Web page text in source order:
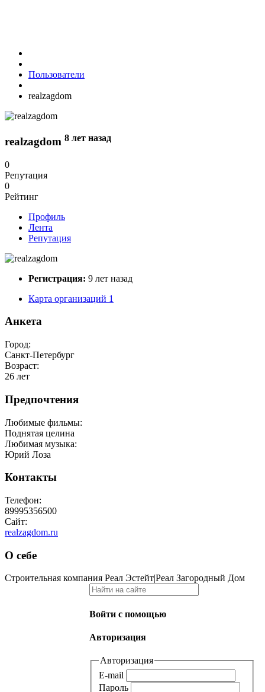
Пользователи
realzagdom
realzagdom 8 лет назад
0
Репутация
0
Рейтинг
Профиль
Лента
Репутация
Регистрация: 9 лет назад
Карта организаций 1
Анкета
Город:
Санкт-Петербург
Возраст:
26 лет
Предпочтения
Любимые фильмы:
Поднятая целина
Любимая музыка:
Юрий Лоза
Контакты
Телефон:
89995356500
Сайт:
realzagdom.ru
О себе
Строительная компания Реал Эстейт|Реал Загородный Дом
Войти с помощью
Авторизация
Авторизация
E-mail
Пароль